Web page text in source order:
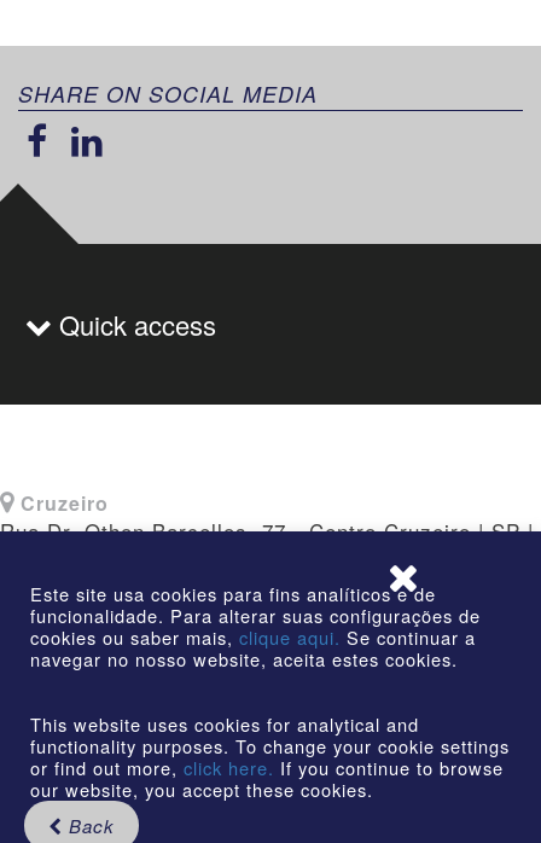
SHARE ON SOCIAL MEDIA
Back
Quick access
Cruzeiro
Rua Dr. Othon Barcellos, 77 - Centro Cruzeiro | SP |
reserved
Este site usa cookies para fins analíticos e de
funcionalidade. Para alterar suas configurações de
cookies ou saber mais, clique aqui. Se continuar a
navegar no nosso website, aceita estes cookies.
This website uses cookies for analytical and
functionality purposes. To change your cookie settings
or find out more, click here. If you continue to browse
our website, you accept these cookies.